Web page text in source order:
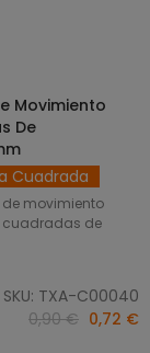
OPCIONES
Movimiento
De
Cuadrada
movimiento
de
SKU: TXA-C00040
0,90 € 0,72 €